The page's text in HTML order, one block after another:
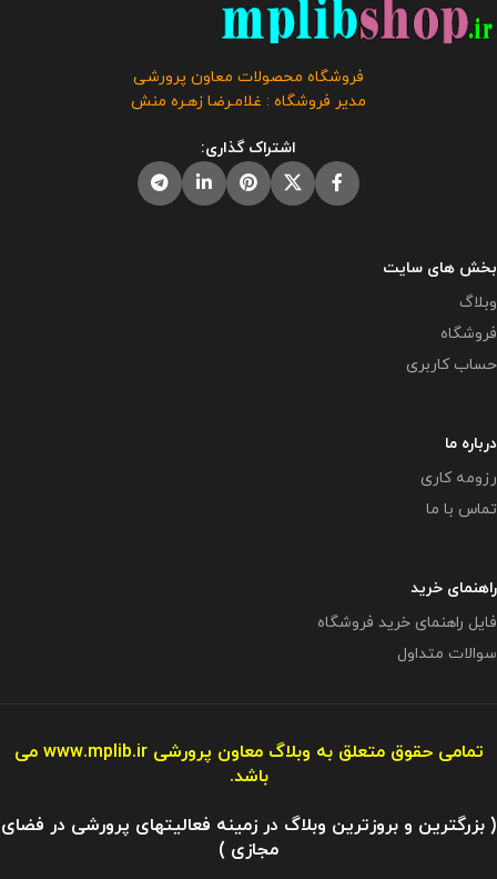
فروشگاه محصولات معاون پرورشی
مدیر فروشگاه : غلامـرضا زهـره منش
اشتراک گذاری:
بخش های سایت
وبلاگ
فروشگاه
حساب کاربری
درباره ما
رزومه کاری
تماس با ما
راهنمای خرید
فایل راهنمای خرید فروشگاه
سوالات متداول
تمامی حقوق متعلق به وبلاگ معاون پرورشیwww.mplib.ir می
باشد.
( بزرگترین و بروزترین وبلاگ در زمینه فعالیتهای پرورشی در فضای
مجازی )